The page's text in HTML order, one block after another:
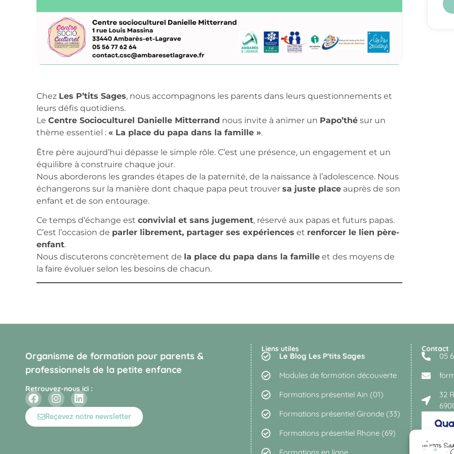
Chez Les P’tits Sages, nous accompagnons les parents dans leurs questionnements et
leurs défis quotidiens.
Le Centre Socioculturel Danielle Mitterrand nous invite à animer un Papo’thé sur un
thème essentiel : « La place du papa dans la famille ».
Être père aujourd’hui dépasse le simple rôle. C’est une présence, un engagement et un
équilibre à construire chaque jour.
Nous aborderons les grandes étapes de la paternité, de la naissance à l’adolescence. Nous
échangerons sur la manière dont chaque papa peut trouver sa juste place auprès de son
enfant et de son entourage.
Ce temps d’échange est convivial et sans jugement, réservé aux papas et futurs papas.
C’est l’occasion de parler librement, partager ses expériences et renforcer le lien père-
enfant.
Nous discuterons concrètement de la place du papa dans la famille et des moyens de
la faire évoluer selon les besoins de chacun.
Organisme de formation pour parents &
professionnels de la petite enfance
Retrouvez-nous ici :
Reçevez notre newsletter
Liens utiles
Le Blog Les P'tits Sages
Modules de formation découverte
Formations présentiel Ain (01)
Formations présentiel Gironde (33)
Formations présentiel Rhone (69)
Contact
05
32